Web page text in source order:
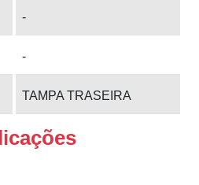
-
-
TAMPA TRASEIRA